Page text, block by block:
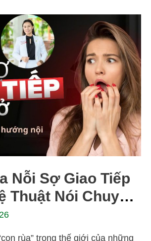
Nỗi Sợ Giao Tiếp
Thuật Nói Chuyện
Dành Cho Người
rùa” trong thế giới của những